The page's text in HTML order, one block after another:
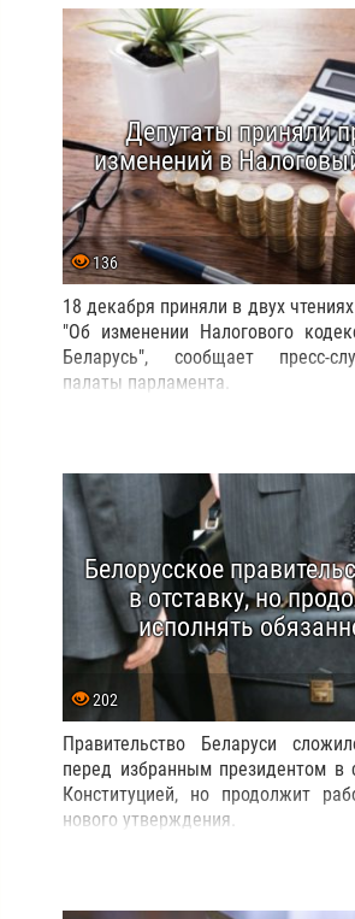
Депутаты приняли
изменений в
136
18 декабря приняли в двух
"Об изменении Налогового
Беларусь", сообщает пресс-
палаты парламента.
Белорусское
в отставку, но
исполнять
202
Правительство Беларуси
перед избранным президентом в
Конституцией, но продолжит
нового утверждения.